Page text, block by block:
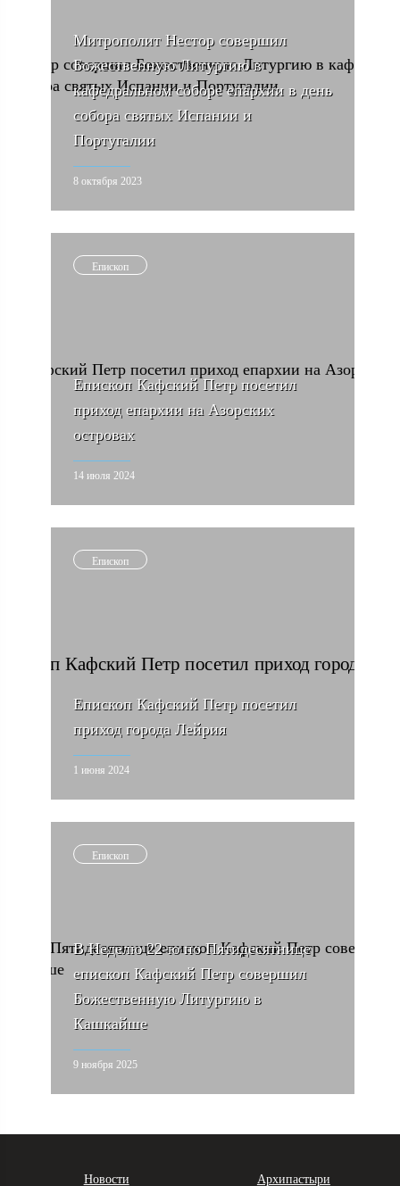
Митрополит Нестор совершил
Божественную Литургию в
кафедральном соборе епархии в день
собора святых Испании и
Португалии
8 октября 2023
Епископ
Епископ Кафский Петр посетил
приход епархии на Азорских
островах
14 июля 2024
Епископ
Епископ Кафский Петр посетил
приход города Лейрия
1 июня 2024
Епископ
В Неделю 22-ю по Пятидесятнице
епископ Кафский Петр совершил
Божественную Литургию в
Кашкайше
9 ноября 2025
Новости Архипастыри